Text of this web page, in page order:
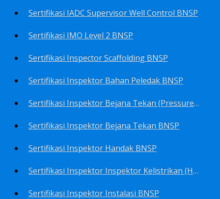
Sertifikasi IADC Supervisor Well Control BNSP
Sertifikasi IMO Level 2 BNSP
Sertifikasi Inspector Scaffolding BNSP
Sertifikasi Inspektor Bahan Peledak BNSP
Sertifikasi Inspektor Bejana Tekan (Pressure Vessel Inspector) BNSP
Sertifikasi Inspektor Bejana Tekan BNSP
Sertifikasi Inspektor Handak BNSP
Sertifikasi Inspektor Inspektor Kelistrikan (Harga Khusus) BNSP
Sertifikasi Inspektor Instalasi BNSP